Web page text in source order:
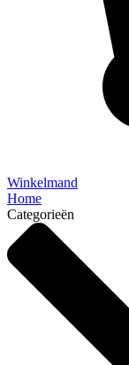
Winkelmand
Home
Categorieën